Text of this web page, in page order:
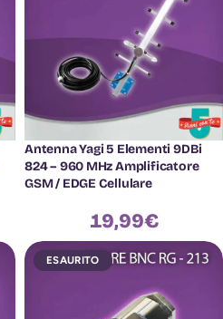
Antenna Yagi 5 Elementi 9DBi
824 – 960 MHz Amplificatore
GSM / EDGE Cellulare
19,99€
ESAURITO